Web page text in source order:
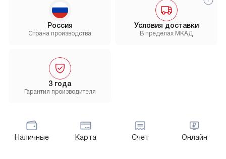
Условия доставки
В пределах МКАД
3 года
Гарантия производителя
Россия
Страна производства
Наличные Карта Счет Онлайн